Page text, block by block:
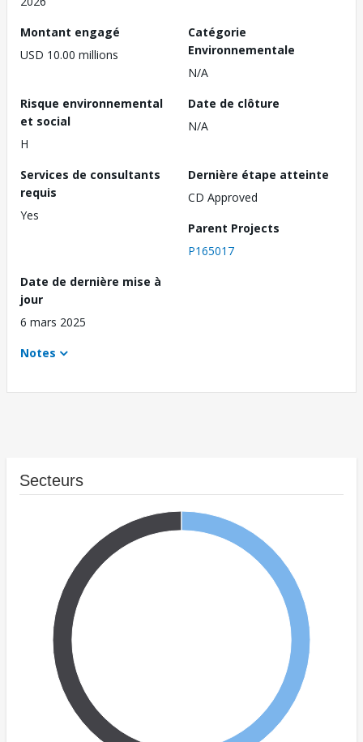
Montant engagé
USD 10.00 millions
Catégorie
Environnementale
N/A
Risque environnemental
et social
H
Date de clôture
N/A
Services de consultants
requis
Yes
Dernière étape atteinte
CD Approved
Parent Projects
P165017
Date de dernière mise à
jour
6 mars 2025
Notes
Secteurs